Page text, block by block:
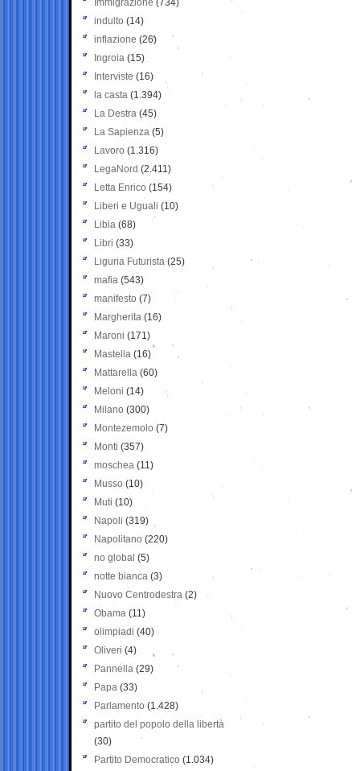
Immigrazione (734)
indulto (14)
inflazione (26)
Ingroia (15)
Interviste (16)
la casta (1.394)
La Destra (45)
La Sapienza (5)
Lavoro (1.316)
LegaNord (2.411)
Letta Enrico (154)
Liberi e Uguali (10)
Libia (68)
Libri (33)
Liguria Futurista (25)
mafia (543)
manifesto (7)
Margherita (16)
Maroni (171)
Mastella (16)
Mattarella (60)
Meloni (14)
Milano (300)
Montezemolo (7)
Monti (357)
moschea (11)
Musso (10)
Muti (10)
Napoli (319)
Napolitano (220)
no global (5)
notte bianca (3)
Nuovo Centrodestra (2)
Obama (11)
olimpiadi (40)
Oliveri (4)
Pannella (29)
Papa (33)
Parlamento (1.428)
partito del popolo della libertà
(30)
Partito Democratico (1.034)